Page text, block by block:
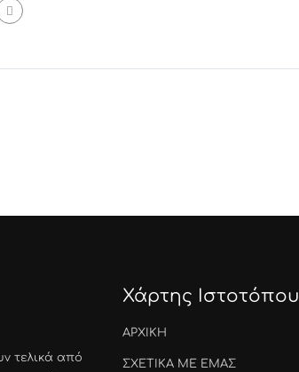
τελικά από
Χάρτης Ιστοτόπου
ΑΡΧΙΚΗ
ΣΧΕΤΙΚΑ ΜΕ ΕΜΑΣ